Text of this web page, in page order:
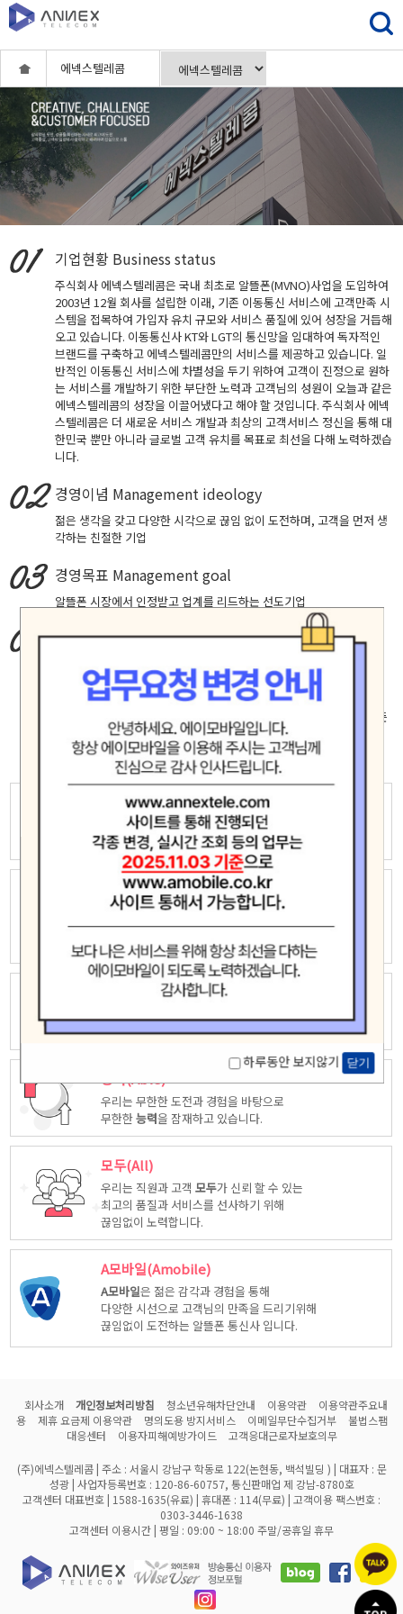
에넥스텔레콤
하루동안 보지않기 닫기
기업현황 Business status
주식회사 에넥스텔레콤은 국내 최초로 알뜰폰(MVNO)사업을 도입하여
2003년 12월 회사를 설립한 이래, 기존 이동통신 서비스에 고객만족 시
스템을 접목하여 가입자 유치 규모와 서비스 품질에 있어 성장을 거듭해
오고 있습니다. 이동통신사 KT와 LGT의 통신망을 임대하여 독자적인
브랜드를 구축하고 에넥스텔레콤만의 서비스를 제공하고 있습니다. 일
반적인 이동통신 서비스에 차별성을 두기 위하여 고객이 진정으로 원하
는 서비스를 개발하기 위한 부단한 노력과 고객님의 성원이 오늘과 같은
에넥스텔레콤의 성장을 이끌어냈다고 해야 할 것입니다. 주식회사 에넥
스텔레콤은 더 새로운 서비스 개발과 최상의 고객서비스 정신을 통해 대
한민국 뿐만 아니라 글로벌 고객 유치를 목표로 최선을 다해 노력하겠습
니다.
경영이념 Management ideology
젊은 생각을 갖고 다양한 시각으로 끊임 없이 도전하며, 고객을 먼저 생
각하는 친절한 기업
경영목표 Management goal
알뜰폰 시장에서 인정받고 업계를 리드하는 선도기업
핵심가치Core Values
창의적 도전, 실패에 안주하지 않고 성공을 확신하는 자세로 최고에 도
전합니다.
고객중심, 고객의 입장에서 생각하고 배려하며 진심으로 소통합니다.
책임과 헌신, 신뢰 존중 배려가 깃든 마음으로 직원 제휴사 고객등 모든
인연을 소중히 여기며 공정하고 바르게 행동합니다.
모험(Adventure)
우리는 자유롭고 창의적인 상상력으로
새로운 가치창조에 끊임없이 도전하고모험
놀라운(Amazing)
우리는 고객중심 능력은 고객을 위해 다양한
시각에서 만들어진놀라운상품을
제공합니다.
노력하겠습니다.
능력(Able)
우리는 무한한 도전과 경험을 바탕으로
무한한능력을 잠재하고 있습니다.
모두(All)
우리는 직원과 고객모두가 신뢰 할 수 있는
최고의 품질과 서비스를 선사하기 위해
끊임없이 노력합니다.
A모바일(Amobile)
A모바일은 젊은 감각과 경험을 통해
다양한 시선으로 고객님의 만족을 드리기위해
끊임없이 도전하는 알뜰폰 통신사 입니다.
회사소개 개인정보처리방침 청소년유해차단안내 이용약관
이용약관주요내
용
제휴 요금제 이용약관 명의도용 방지서비스 이메일무단수집거부
불법스팸
대응센터
이용자피해예방가이드 고객응대근로자보호의무
(주)에넥스텔레콤 | 주소 : 서울시 강남구 학동로 122(논현동, 백석빌딩 ) | 대표자 : 문
성광 | 사업자등록번호 : 120-86-60757, 통신판매업 제 강남-8780호
고객센터 대표번호 | 1588-1635(유료) | 휴대폰 : 114(무료) | 고객이용 팩스번호 :
0303-3446-1638
고객센터 이용시간 | 평일 : 09:00 ~ 18:00 주말/공휴일 휴무